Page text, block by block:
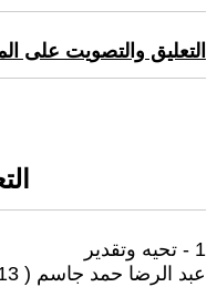
التعليق والتصويت على
1 - تحيه وتقدير
عبد الرضا حمد جاسم ( 2013 / 2 / 8 - 13:40 )